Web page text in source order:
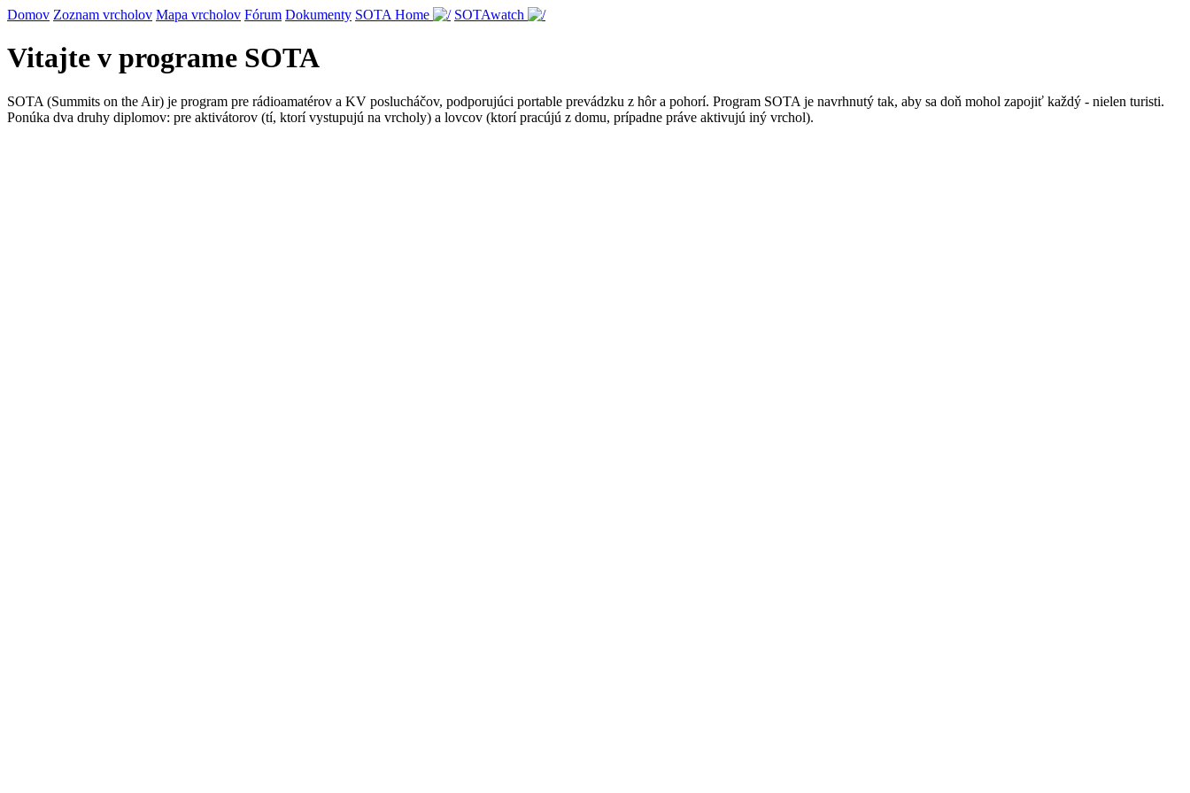
Domov Zoznam vrcholov Mapa vrcholov Fórum Dokumenty SOTA Home SOTAwatch
Vitajte v programe SOTA
SOTA (Summits on the Air) je program pre rádioamatérov a KV poslucháčov, podporujúci portable prevádzku z hôr a pohorí. Program SOTA je navrhnutý tak, aby sa doň mohol zapojiť každý - nielen turisti.
Ponúka dva druhy diplomov: pre aktivátorov (tí, ktorí vystupujú na vrcholy) a lovcov (ktorí pracújú z domu, prípadne práve aktivujú iný vrchol).